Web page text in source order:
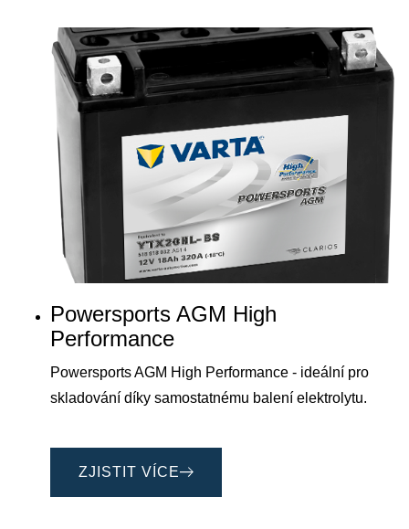
Powersports AGM High
Performance
Powersports AGM High Performance - ideální pro
skladování díky samostatnému balení elektrolytu.
ZJISTIT VÍCE